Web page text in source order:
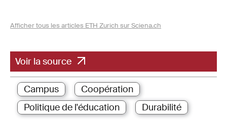
Afficher tous les articles ETH Zurich sur Sciena.ch
Voir la source
Campus
Coopération
Politique de l'éducation
Durabilité